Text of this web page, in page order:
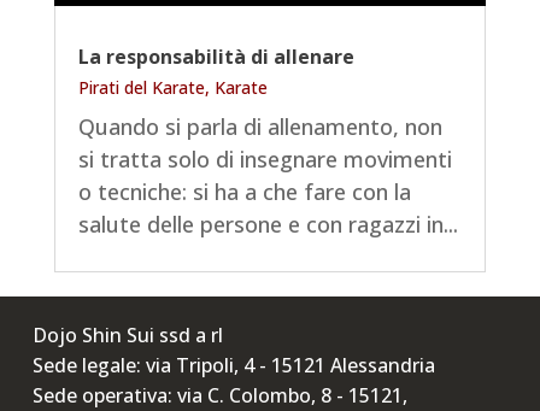
La responsabilità di allenare
Pirati del Karate, Karate
Quando si parla di allenamento, non
si tratta solo di insegnare movimenti
o tecniche: si ha a che fare con la
salute delle persone e con ragazzi in...
Dojo Shin Sui ssd a rl
Sede legale: via Tripoli, 4 - 15121 Alessandria
Sede operativa: via C. Colombo, 8 - 15121,